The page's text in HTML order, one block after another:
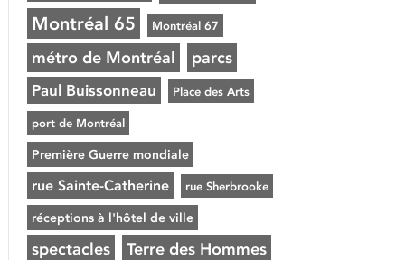
Montréal 65 Montréal 67
métro de Montréal parcs
Paul Buissonneau Place des Arts
port de Montréal
Première Guerre mondiale
rue Sainte-Catherine rue Sherbrooke
réceptions à l'hôtel de ville
spectacles Terre des Hommes